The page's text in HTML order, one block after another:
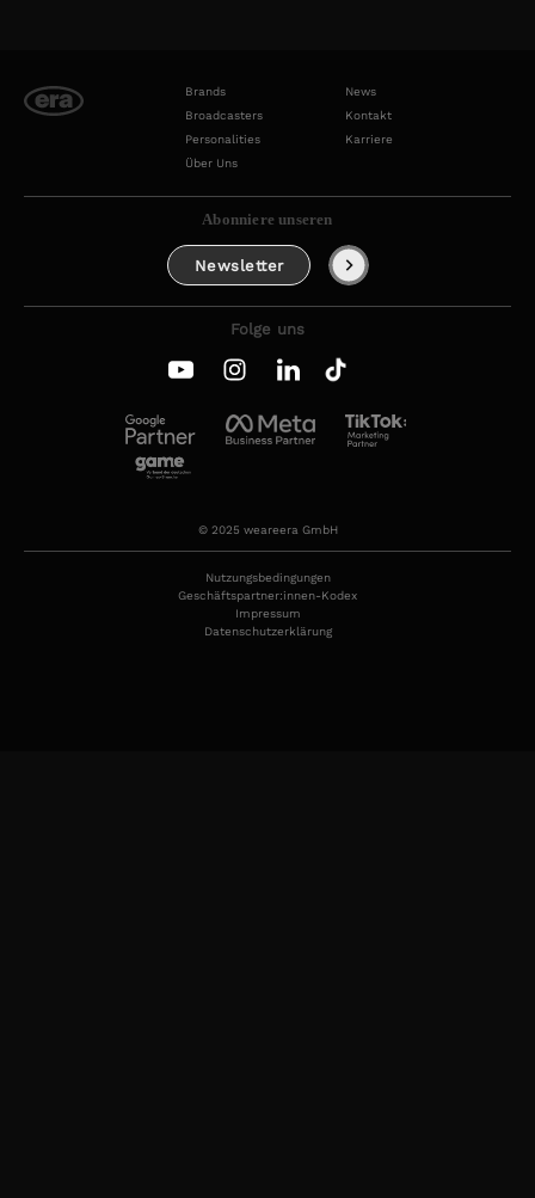
Brands
Broadcasters
Personalities
Über Uns
News
Kontakt
Karriere
Abonniere unseren
Newsletter
Folge uns
© 2025 weareera GmbH
Nutzungsbedingungen
Geschäftspartner:innen-Kodex
Impressum
Datenschutzerklärung